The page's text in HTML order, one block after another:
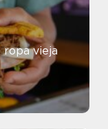
ropa vieja